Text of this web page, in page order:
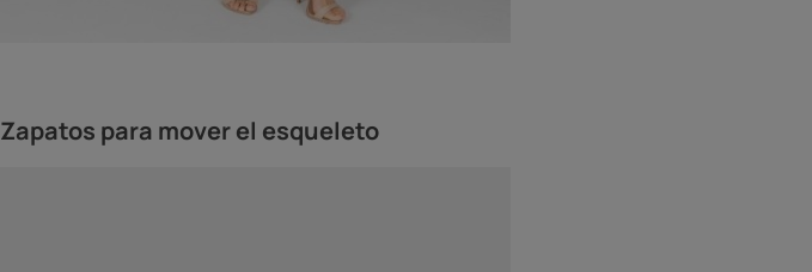
Zapatos para mover el esqueleto